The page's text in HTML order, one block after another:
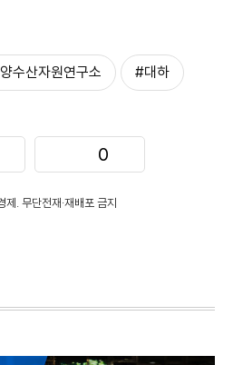
수산자원연구소 #대하
0
. 무단전재·재배포 금지